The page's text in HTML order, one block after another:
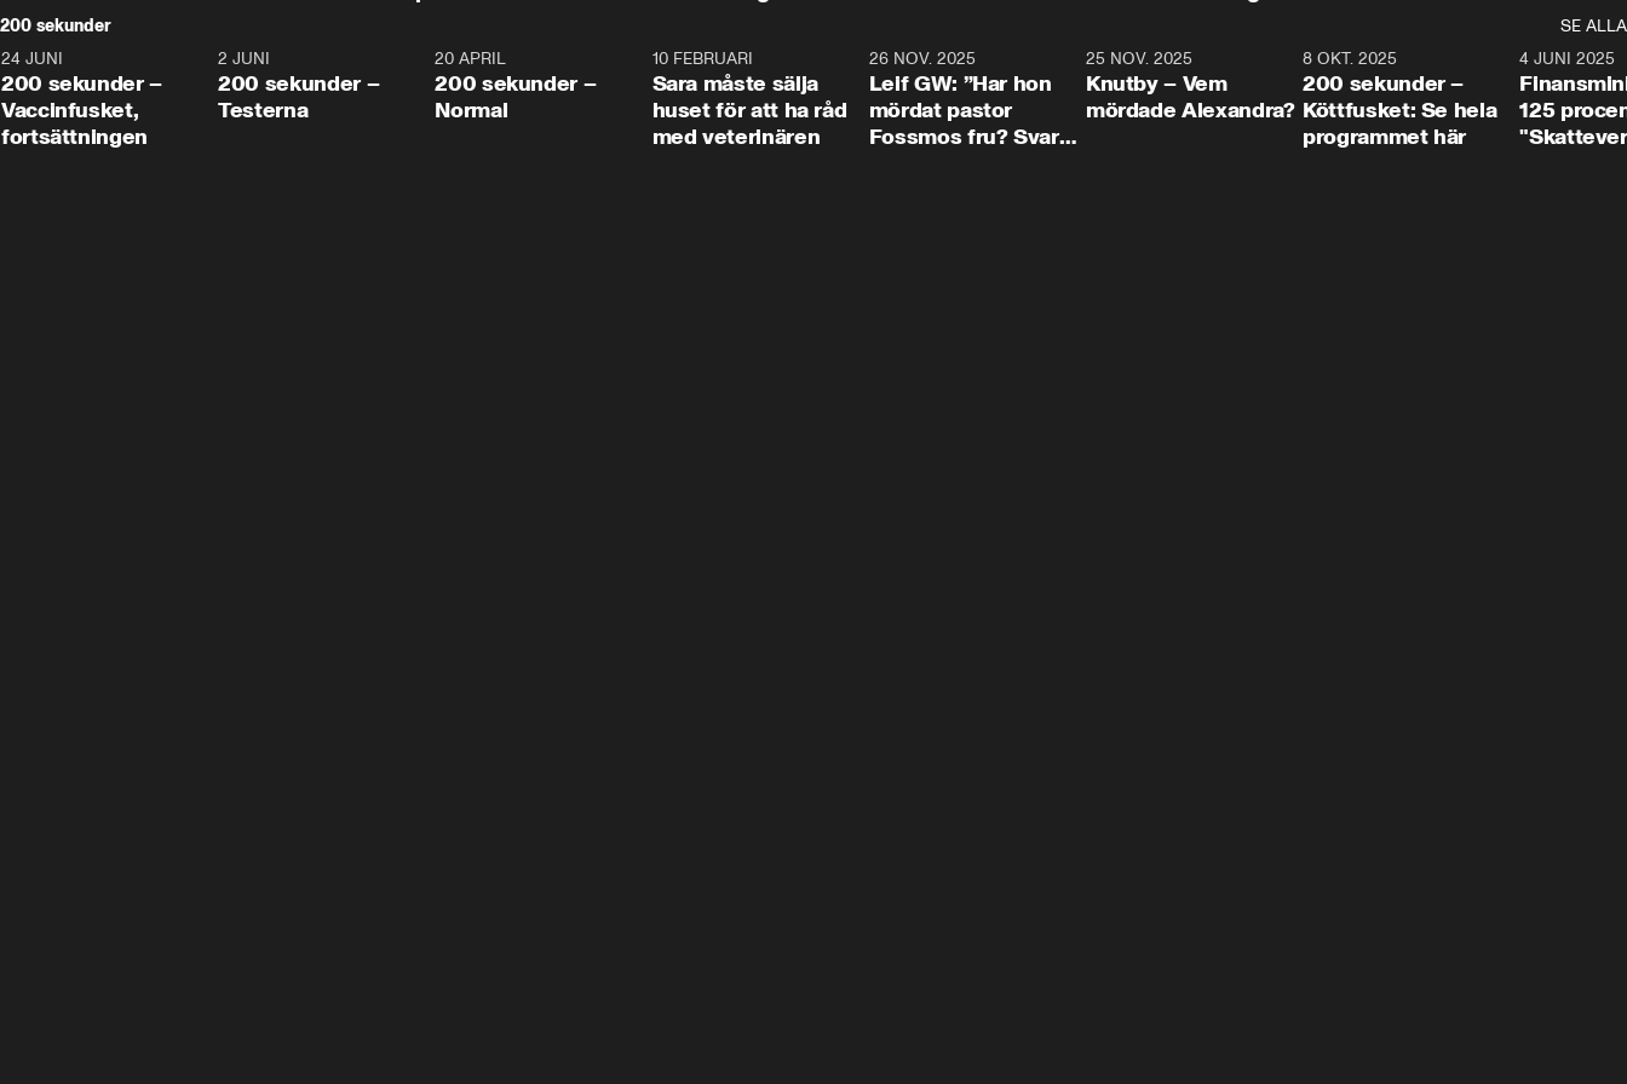
200 sekunder
SE ALLA
5:00
24 JUNI
200 sekunder –
Vaccinfusket,
fortsättningen
4:23
2 JUNI
200 sekunder –
Testerna
20 APRIL
200 sekunder –
Normal
10 FEBRUARI
Sara måste sälja
huset för att ha råd
med veterinären
26 NOV. 2025
Leif GW: ”Har hon
mördat pastor
Fossmos fru? Svar
31:05
25 NOV. 2025
Knutby – Vem
mördade Alexandra?
4:29
8 OKT. 2025
200 sekunder –
Köttfusket: Se hela
programmet här
4 JUNI 2025
125